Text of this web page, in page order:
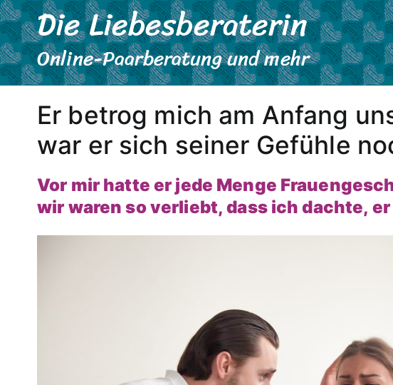
Zum
Inhalt
springenDie Liebesberaterin
Online-Paarberatung und mehr
Er betrog mich am Anfang
war er sich seiner Gefühle
Vor mir hatte er jede Menge
wir waren so verliebt, dass ich dachte,